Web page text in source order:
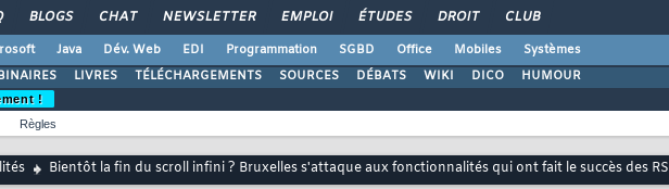
BLOGS CHAT NEWSLETTER EMPLOI ÉTUDES DROIT CLUB
Java Dév. Web EDI Programmation SGBD Office Mobiles
Systèmes
LIVRES TÉLÉCHARGEMENTS SOURCES DÉBATS WIKI DICO HUMOUR
!
Règles
Bientôt la fin du scroll infini ? Bruxelles s'attaque aux fonctionnalités qui ont fait le succès des RS